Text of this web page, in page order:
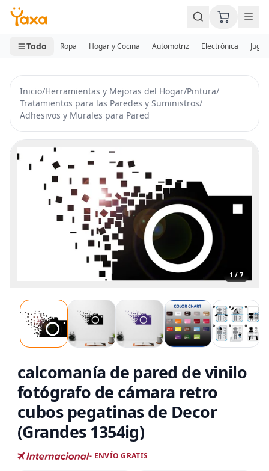
MINI CARRITO
0 productos
Todo Ropa Hogar y Cocina Automotriz Electrónica
Inicio/Herramientas y Mejoras del Hogar/Pintura/
Tratamientos para las Paredes y Suministros/
Adhesivos y Murales para Pared
1 / 7
calcomanía de pared de vinilo
fotógrafo de cámara retro
cubos pegatinas de Decor
(Grandes 1354ig)
- ENVÍO GRATIS